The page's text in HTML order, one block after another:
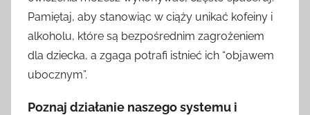
Pamiętaj, aby stanowiąc w ciąży unikać kofeiny i
alkoholu, które są bezpośrednim zagrożeniem
dla dziecka, a zgaga potrafi istnieć ich “objawem
ubocznym”.
Poznaj działanie naszego systemu i